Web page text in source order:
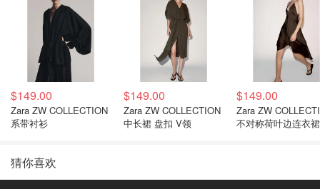
$149.00
Zara ZW COLLECTION
系带衬衫
$149.00
Zara ZW COLLECTION
中长裙 盘扣 V领
$149.00
Zara ZW
不对称荷叶边连衣裙
猜你喜欢